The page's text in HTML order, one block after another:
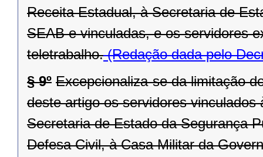
Receita Estadual, à Secretaria de
SEAB e vinculadas, e os servidores
teletrabalho.(Redação dada pelo
§ 9º Excepcionaliza-se da limitação
deste artigo os servidores
Secretaria de Estado da Segurança
Defesa Civil, à Casa Militar da